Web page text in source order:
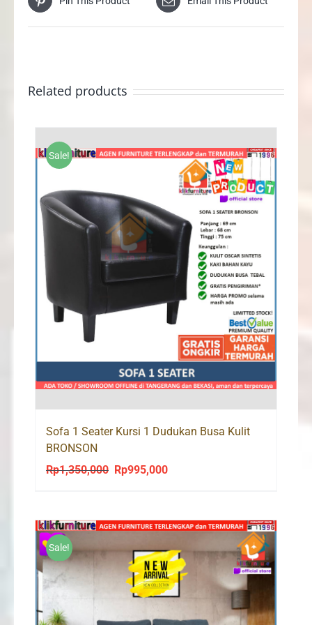
Related products
Sale!
Sofa 1 Seater Kursi 1 Dudukan Busa Kulit
BRONSON
Rp1,350,000
Original
Rp1,350,000.
Rp995,000Current
Rp995,000.
Sale!